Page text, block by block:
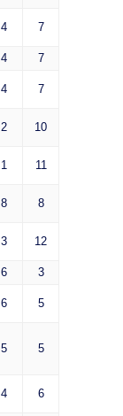
4 7
4 7
4 7
2 10
1 11
8 8
3 12
6 3
6 5
5 5
4 6